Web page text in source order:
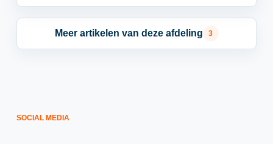
Meer artikelen van deze afdeling 3
SOCIAL MEDIA